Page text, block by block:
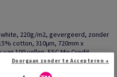
220g/m2, gevergeerd, zonder
cotton, 310µm, 720mm x
100 vellen, FSC Mix Credit
Delen via e-mail
Doorgaan zonder te Accepteren →